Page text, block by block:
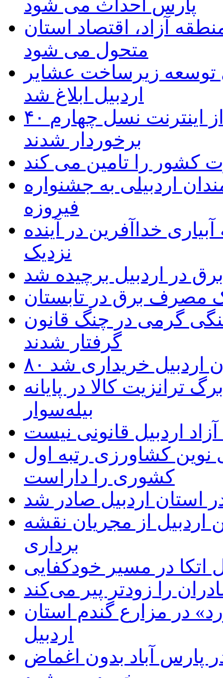
پارس احداث می شود
آزاد، اقتصاد استان
متحول می شود
برای توسعه زیرساخت عشایر
اردبیل ابلاغ شد
۴۰ روستای شهرستان گِرمی از اینترنت نسل چهارم
برخوردار شدند
به۵۰ اثر هنرمندان اردبیلی به جشنواره
فیروزه
خداآفرین در آینده
نزدیک
مصرف برق در تابستان
گرمی در چنگ قانون
گرفتار شدند
اردبیل خریداری شد
کالا در پایانه
بیله‌سوار
اردبیل قانونی نیست
نوین کشاورزی رتبه اول
کشوری را داراست
استان اردبیل صادر شد
از مجریان نقشه
برداری
در مسیر خودکفایی
را زودتر پیر می‌کند
در مزارع گندم استان
اردبیل
پارس آباد بدون اغماض